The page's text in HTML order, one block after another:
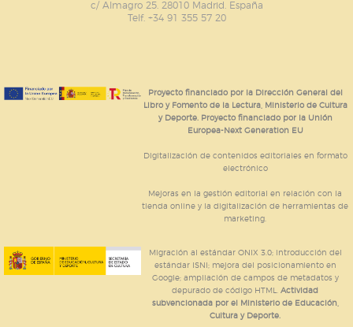
c/ Almagro 25. 28010 Madrid. España
Telf. +34 91 355 57 20
Proyecto financiado por la Dirección General del
Libro y Fomento de la Lectura, Ministerio de Cultura
y Deporte. Proyecto financiado por la Unión
Europea-Next Generation EU
Digitalización de contenidos editoriales en formato
electrónico
Mejoras en la gestión editorial en relación con la
tienda online y la digitalización de herramientas de
marketing.
Migración al estándar ONIX 3.0; introducción del
estándar ISNI; mejora del posicionamiento en
Google; ampliación de campos de metadatos y
depurado de código HTML.Actividad
subvencionada por el Ministerio de Educación,
Cultura y Deporte.